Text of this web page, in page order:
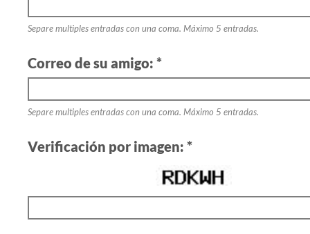
Separe multiples entradas con una coma. Máximo 5 entradas.
Correo de su amigo: *
Separe multiples entradas con una coma. Máximo 5 entradas.
Verificación por imagen: *